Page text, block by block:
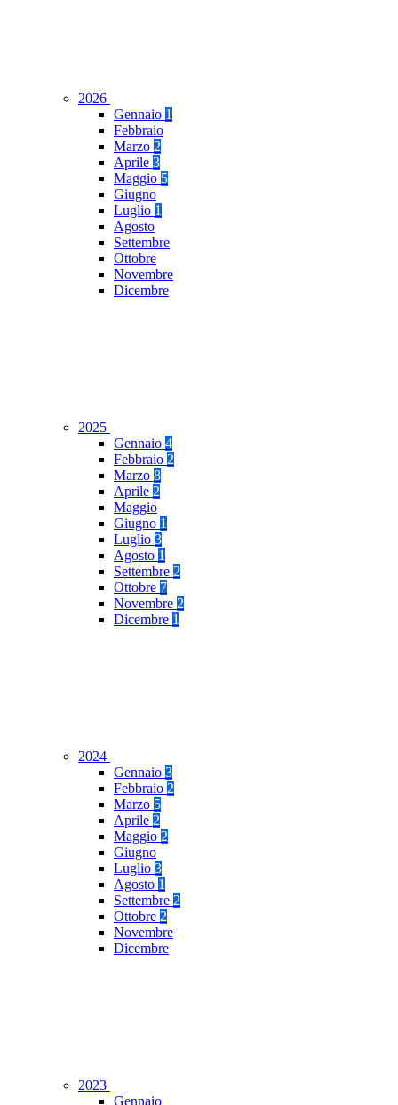
2026
Gennaio 1
Febbraio
Marzo 2
Aprile 3
Maggio 5
Giugno
Luglio 1
Agosto
Settembre
Ottobre
Novembre
Dicembre
2025
Gennaio 4
Febbraio 2
Marzo 8
Aprile 2
Maggio
Giugno 1
Luglio 3
Agosto 1
Settembre 2
Ottobre 7
Novembre 2
Dicembre 1
2024
Gennaio 3
Febbraio 2
Marzo 5
Aprile 2
Maggio 2
Giugno
Luglio 3
Agosto 1
Settembre 2
Ottobre 2
Novembre
Dicembre
2023
Gennaio